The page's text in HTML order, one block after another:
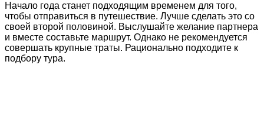
Начало года станет подходящим временем для того,
чтобы отправиться в путешествие. Лучше сделать это со
своей второй половиной. Выслушайте желание партнера
и вместе составьте маршрут. Однако не рекомендуется
совершать крупные траты. Рационально подходите к
подбору тура.